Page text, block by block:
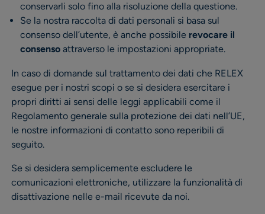
conservarli solo fino alla risoluzione della questione.
Se la nostra raccolta di dati personali si basa sul
consenso dell’utente, è anche possibile revocare il
consenso attraverso le impostazioni appropriate.
In caso di domande sul trattamento dei dati che RELEX
esegue per i nostri scopi o se si desidera esercitare i
propri diritti ai sensi delle leggi applicabili come il
Regolamento generale sulla protezione dei dati nell’UE,
le nostre informazioni di contatto sono reperibili di
seguito.
Se si desidera semplicemente escludere le
comunicazioni elettroniche, utilizzare la funzionalità di
disattivazione nelle e-mail ricevute da noi.